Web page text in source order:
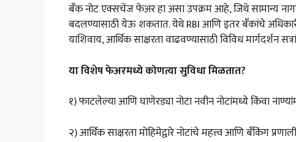
बँक नोट एक्सचेंज फेअर हा असा उपक्रम आहे, जिथे सामान्य
बदलण्यासाठी येऊ शकतात. येथे RBI आणि इतर बँकांचे अधिकारी
याशिवाय, आर्थिक साक्षरता वाढवण्यासाठी विविध मार्गदर्शन
या विशेष फेअरमध्ये कोणत्या सुविधा मिळतात?
१) फाटलेल्या आणि घाणेरड्या नोटा नवीन नोटांमध्ये किंवा
२) आर्थिक साक्षरता मोहिमेद्वारे नोटांचे महत्त्व आणि बँकिंग